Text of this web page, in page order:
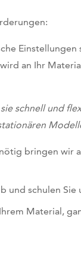
Einstellungen
an Ihr
schnell und
bringen wir
und schulen Sie
Material,